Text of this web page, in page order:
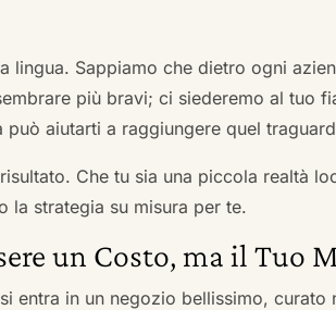
lingua. Sappiamo che dietro ogni
più bravi; ci siederemo al tuo
aiutarti a raggiungere quel
Che tu sia una piccola realtà
la strategia su misura per te.
un Costo, ma il Tuo
entra in un negozio bellissimo,